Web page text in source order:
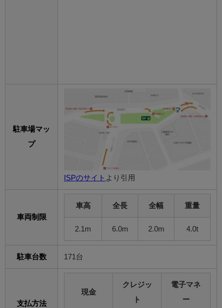
駐車場マッ
プ
ISPのサイト より引用
車両制限
車高 全長 全幅 重量
2.1m 6.0m 2.0m 4.0t
駐車台数 171台
支払方法
現金
クレジッ
ト
電子マネ
ー